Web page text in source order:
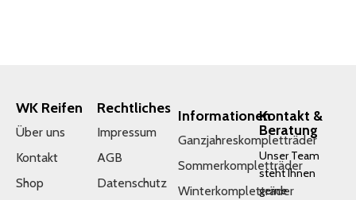
WK Reifen
Über uns
Kontakt
Shop
Rechtliches
Impressum
AGB
Datenschutz
Informationen
Ganzjahreskompletträder
Sommerkompletträder
Winterkompletträder
Kontakt &
Beratung
Unser Team
steht Ihnen
gerne